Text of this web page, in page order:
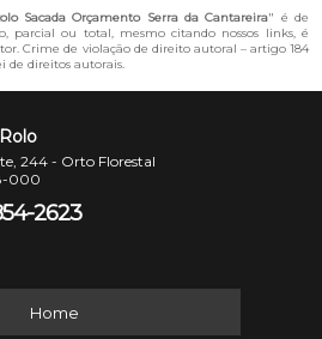
Sacada Orçamento Serra da Cantareira" é de
parcial ou total, mesmo citando nossos links, é
Crime de violação de direito autoral – artigo 184
de direitos autorais
244 - Orto Florestal
000
2623
Home